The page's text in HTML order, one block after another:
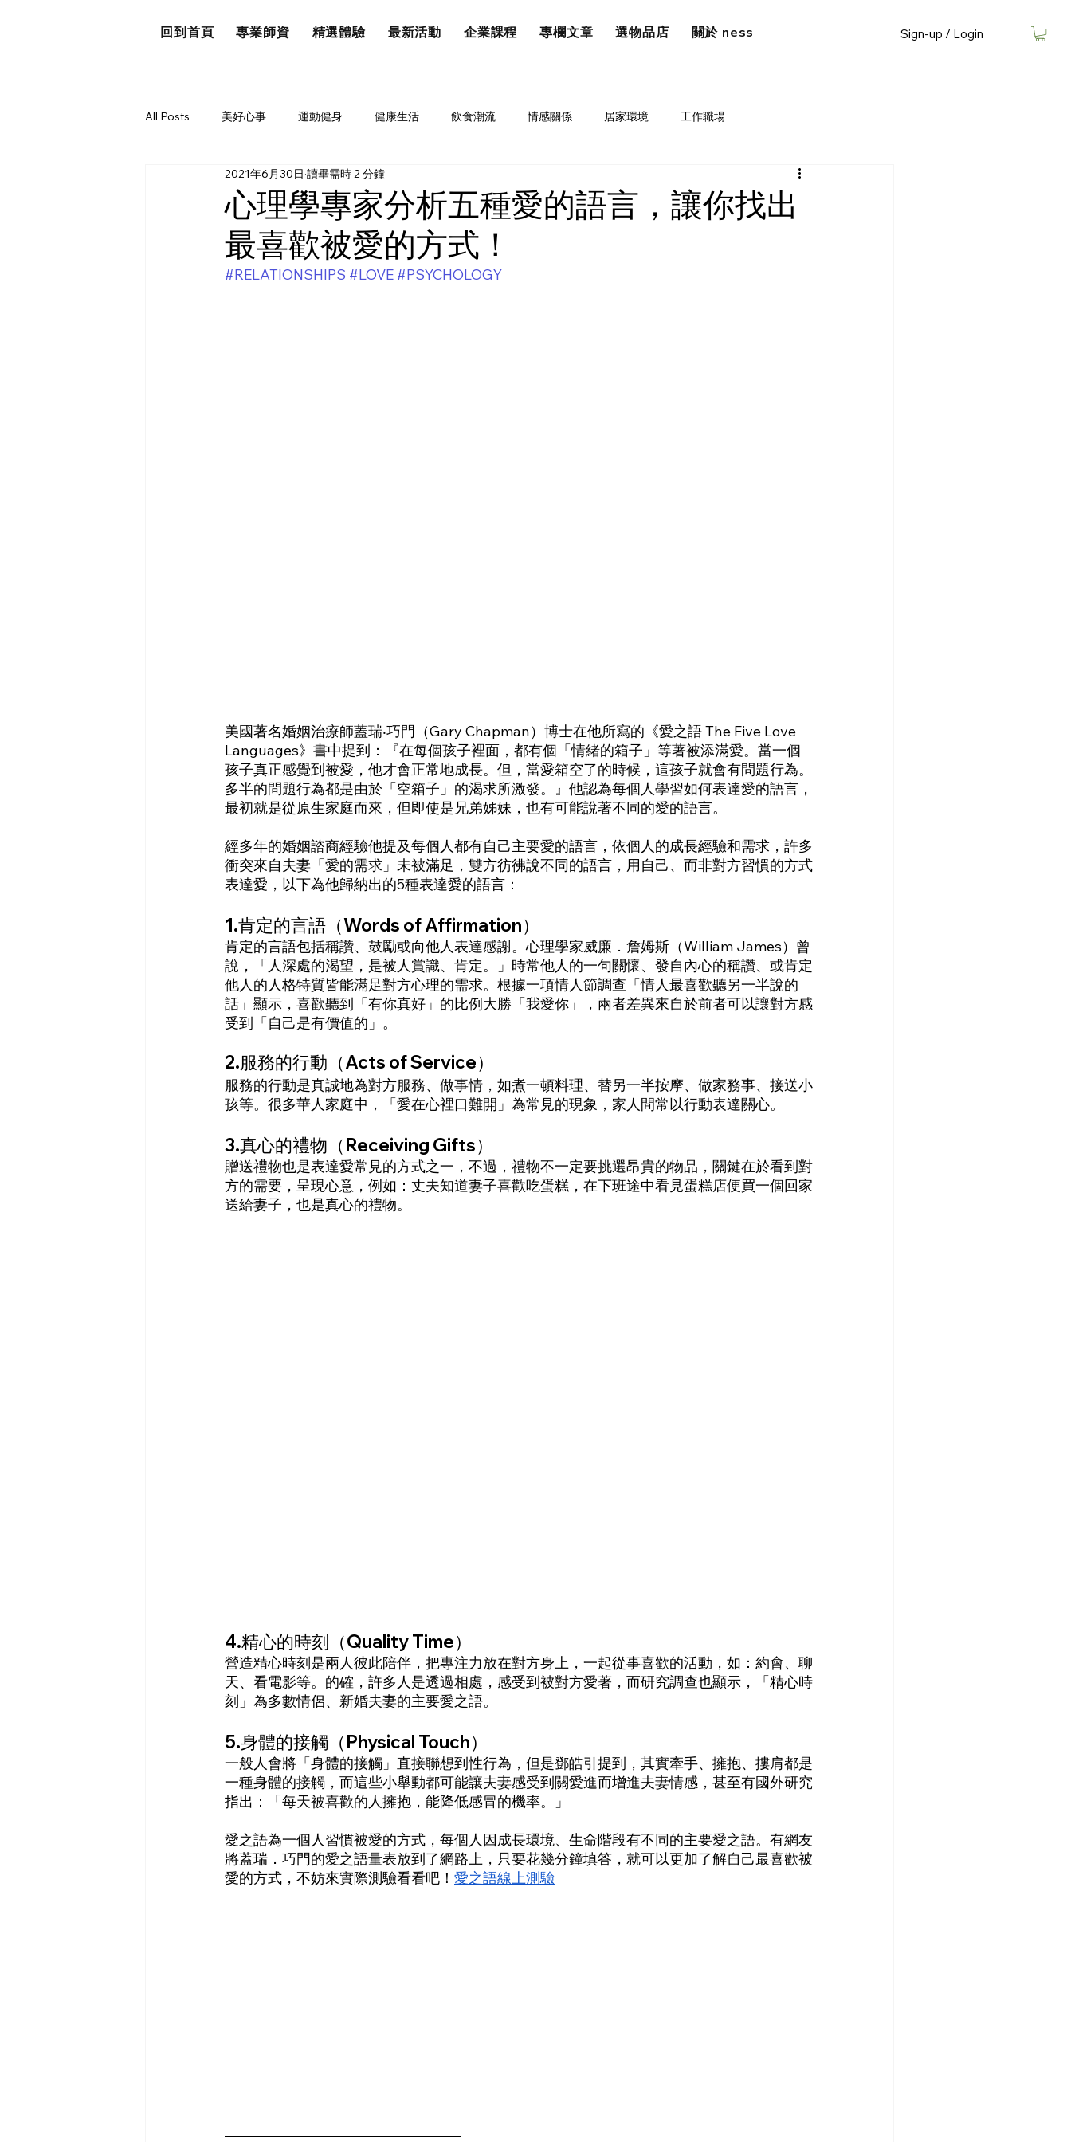
回到首頁 專業師資 精選體驗 最新活動 企業課程 專欄文章 選物品店 關於​ ness Sign-up / Login
All Posts 美好心事 運動健身 健康生活 飲食潮流 情感關係 居家環境 工作職場
心理學專家分析五種愛的語言，讓你找出
最喜歡被愛的方式！
2021年6月30日 讀畢需時 2 分鐘
#RELATIONSHIPS #LOVE #PSYCHOLOGY
美國著名婚姻治療師蓋瑞‧巧門（Gary Chapman）博士在他所寫的《愛之語 The Five Love
Languages》書中提到：『在每個孩子裡面，都有個「情緒的箱子」等著被添滿愛。當一個
孩子真正感覺到被愛，他才會正常地成長。但，當愛箱空了的時候，這孩子就會有問題行為。
多半的問題行為都是由於「空箱子」的渴求所激發。』他認為每個人學習如何表達愛的語言，
最初就是從原生家庭而來，但即使是兄弟姊妹，也有可能說著不同的愛的語言。
經多年的婚姻諮商經驗他提及每個人都有自己主要愛的語言，依個人的成長經驗和需求，許多
衝突來自夫妻「愛的需求」未被滿足，雙方彷彿說不同的語言，用自己、而非對方習慣的方式
表達愛，以下為他歸納出的5種表達愛的語言：
1.肯定的言語（Words of Affirmation）
肯定的言語包括稱讚、鼓勵或向他人表達感謝。心理學家威廉．詹姆斯（William James）曾
說，「人深處的渴望，是被人賞識、肯定。」時常他人的一句關懷、發自內心的稱讚、或肯定
他人的人格特質皆能滿足對方心理的需求。根據一項情人節調查「情人最喜歡聽另一半說的
話」顯示，喜歡聽到「有你真好」的比例大勝「我愛你」，兩者差異來自於前者可以讓對方感
受到「自己是有價值的」。
2.服務的行動（Acts of Service）
服務的行動是真誠地為對方服務、做事情，如煮一頓料理、替另一半按摩、做家務事、接送小
孩等。很多華人家庭中，「愛在心裡口難開」為常見的現象，家人間常以行動表達關心。
3.真心的禮物（Receiving Gifts）
贈送禮物也是表達愛常見的方式之一，不過，禮物不一定要挑選昂貴的物品，關鍵在於看到對
方的需要，呈現心意，例如：丈夫知道妻子喜歡吃蛋糕，在下班途中看見蛋糕店便買一個回家
送給妻子，也是真心的禮物。
4.精心的時刻（Quality Time）
營造精心時刻是兩人彼此陪伴，把專注力放在對方身上，一起從事喜歡的活動，如：約會、聊
天、看電影等。的確，許多人是透過相處，感受到被對方愛著，而研究調查也顯示，「精心時
刻」為多數情侶、新婚夫妻的主要愛之語。
5.身體的接觸（Physical Touch）
一般人會將「身體的接觸」直接聯想到性行為，但是鄧皓引提到，其實牽手、擁抱、摟肩都是
一種身體的接觸，而這些小舉動都可能讓夫妻感受到關愛進而增進夫妻情感，甚至有國外研究
指出：「每天被喜歡的人擁抱，能降低感冒的機率。」
愛之語為一個人習慣被愛的方式，每個人因成長環境、生命階段有不同的主要愛之語。有網友
將蓋瑞．巧門的愛之語量表放到了網路上，只要花幾分鐘填答，就可以更加了解自己最喜歡被
愛的方式，不妨來實際測驗看看吧！ 愛之語線上測驗